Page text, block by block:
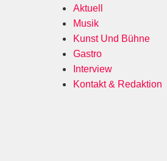
Aktuell
Musik
Kunst Und Bühne
Gastro
Interview
Kontakt & Redaktion